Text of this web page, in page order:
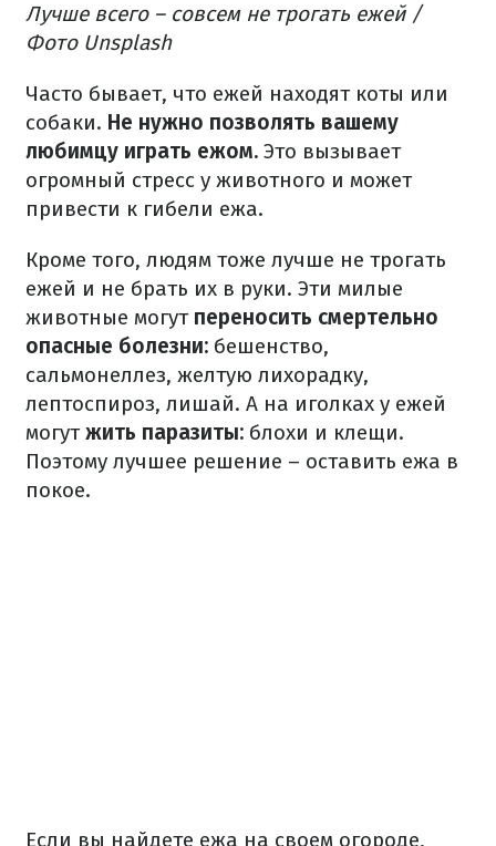
Лучше всего – совсем не трогать ежей /
Фото Unsplash
Часто бывает, что ежей находят коты или
собаки. Не нужно позволять вашему
любимцу играть ежом. Это вызывает
огромный стресс у животного и может
привести к гибели ежа.
Кроме того, людям тоже лучше не трогать
ежей и не брать их в руки. Эти милые
животные могут переносить смертельно
опасные болезни: бешенство,
сальмонеллез, желтую лихорадку,
лептоспироз, лишай. А на иголках у ежей
могутжить паразиты: блохи и клещи.
Поэтому лучшее решение – оставить ежа в
покое.
Если вы найдете ежа на своем огороде,